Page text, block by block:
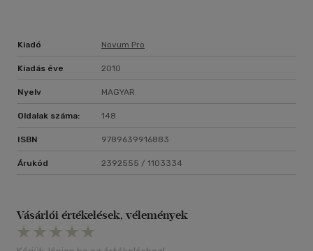
Kiadó Novum Pro
Kiadás éve 2010
Nyelv MAGYAR
Oldalak száma: 148
ISBN 9789639916883
Árukód 2392555 / 1103334
Vásárlói értékelések, vélemények